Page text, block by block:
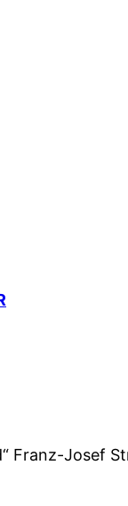
Franz-Josef